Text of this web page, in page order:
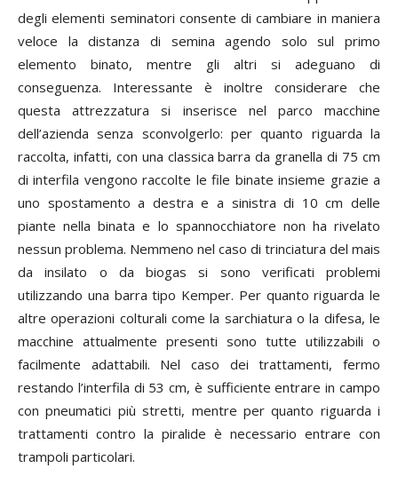
degli elementi seminatori consente di cambiare in maniera
veloce la distanza di semina agendo solo sul primo
elemento binato, mentre gli altri si adeguano di
conseguenza. Interessante è inoltre considerare che
questa attrezzatura si inserisce nel parco macchine
dell’azienda senza sconvolgerlo: per quanto riguarda la
raccolta, infatti, con una classica barra da granella di 75 cm
di interfila vengono raccolte le file binate insieme grazie a
uno spostamento a destra e a sinistra di 10 cm delle
piante nella binata e lo spannocchiatore non ha rivelato
nessun problema. Nemmeno nel caso di trinciatura del mais
da insilato o da biogas si sono verificati problemi
utilizzando una barra tipo Kemper. Per quanto riguarda le
altre operazioni colturali come la sarchiatura o la difesa, le
macchine attualmente presenti sono tutte utilizzabili o
facilmente adattabili. Nel caso dei trattamenti, fermo
restando l’interfila di 53 cm, è sufficiente entrare in campo
con pneumatici più stretti, mentre per quanto riguarda i
trattamenti contro la piralide è necessario entrare con
trampoli particolari.